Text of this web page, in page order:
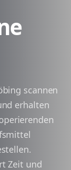
scannen
erhalten
Zeit und